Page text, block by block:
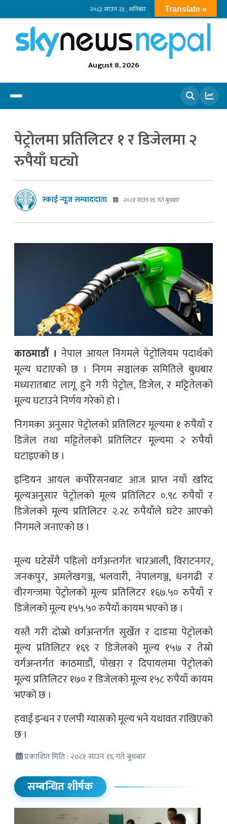
२०८३ साउन २३ , शनिबार
August 8, 2026
पेट्रोलमा प्रतिलिटर १ र डिजेलमा २
रुपैयाँ घट्याे
स्काई न्यूज सम्वाददाता २०८१ साउन १६ गते बुधबार
काठमाडौं । नेपाल आयल निगमले पेट्रोलियम पदार्थको
मूल्य घटाएको छ । निगम सञ्चालक समितिले बुधबार
मध्यरातबाट लागू हुने गरी पेट्रोल, डिजेल, र मट्टितेलको
मूल्य घटाउने निर्णय गरेको हो ।
निगमका अनुसार पेट्रोलको प्रतिलिटर मूल्यमा १ रुपैयाँ र
डिजेल तथा मट्टितेलको प्रतिलिटर मूल्यमा २ रुपैयाँ
घटाइएको छ ।
इन्डियन आयल कर्पोरेसनबाट आज प्राप्त नयाँ खरिद
मूल्यअनुसार पेट्रोलको मूल्य प्रतिलिटर ०.९८ रुपैयाँ र
डिजेलको मूल्य प्रतिलिटर २.२८ रुपैयाँले घटेर आएको
निगमले जनाएको छ ।
मूल्य घटेसँगै पहिलो वर्गअन्तर्गत चारआली, विराटनगर,
जनकपुर, अमलेखगञ्ज, भलवारी, नेपालगञ्ज, धनगढी र
वीरगन्जमा पेट्रोलको मूल्य प्रतिलिटर १६७.५० रुपैयाँ र
डिजेलको मूल्य १५५.५० रुपैयाँ कायम भएको छ ।
यस्तै गरी दोस्रो वर्गअन्तर्गत सुर्खेत र दाङमा पेट्रोलको
मूल्य प्रतिलिटर १६९ र डिजेलको मूल्य १५७ र तेस्रो
वर्गअन्तर्गत काठमाडौं, पोखरा र दिपायलमा पेट्रोलको
मूल्य प्रतिलिटर १७० र डिजेलको मूल्य १५८ रुपैयाँ कायम
भएको छ ।
हवाई इन्धन र एलपी ग्यासको मूल्य भने यथावत राखिएको
छ ।
प्रकाशित मिति : २०८१ साउन १६ गते बुधबार
सम्बन्धित शीर्षक
Translate »